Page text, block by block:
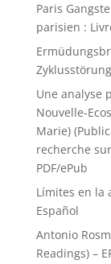
Paris
parisien :
Une analyse
Nouvelle-
Marie)
recherche
PDF/ePub
Límites en la
Español
Antonio
Readings) –